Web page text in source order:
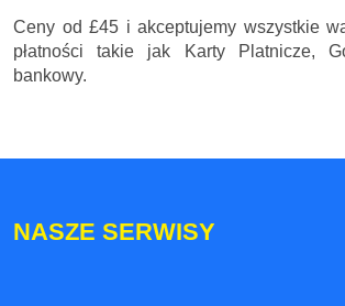
Ceny od £45 i akceptujemy wszystkie
płatności takie jak Karty Platnicze,
bankowy.
NASZE SERWISY